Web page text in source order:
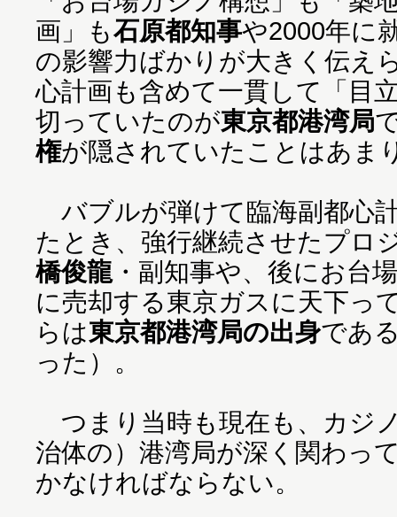
画」も石原都知事や2000年に
の影響力ばかりが大きく伝え
心計画も含めて一貫して「目
切っていたのが東京都港湾局
権が隠されていたことはあま
バブルが弾けて臨海副都心
たとき、強行継続させたプロ
橋俊龍・副知事や、後にお台
に売却する東京ガスに天下っ
らは東京都港湾局の出身であ
った）。
つまり当時も現在も、カジ
治体の）港湾局が深く関わっ
かなければならない。